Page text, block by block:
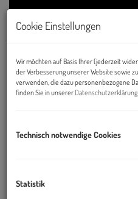
Cookie Einstellungen
Wir möchten auf Basis Ihrer (jederzeit
der Verbesserung unserer Website sowie
verwenden, die dazu personenbezogene
finden Sie in unserer Datenschutzerklärung
Technisch notwendige Cookies
Statistik